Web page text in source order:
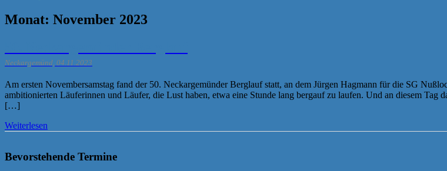
Monat: November 2023
Neckargemünd, 04.11.2023
Am ersten Novembersamstag fand der 50. Neckargemünder Berglauf statt, an dem Jürgen Hagmann für die SG
ambitionierten Läuferinnen und Läufer, die Lust haben, etwa eine Stunde lang bergauf zu laufen. Und an diesem Tag
[…]
Weiterlesen
Bevorstehende Termine